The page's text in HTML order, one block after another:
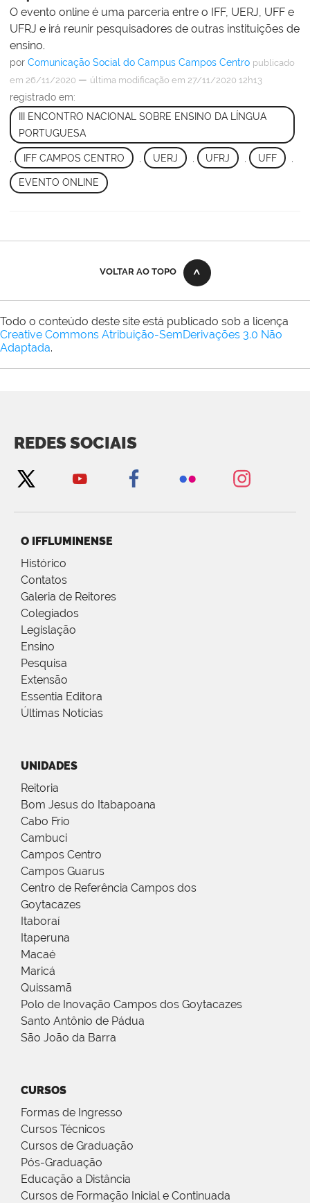
O evento online é uma parceria entre o IFF, UERJ, UFF e
UFRJ e irá reunir pesquisadores de outras instituições de
ensino.
por Comunicação Social do Campus Campos Centro publicado
em 26/11/2020 — última modificação em 27/11/2020 12h13
registrado em:
III ENCONTRO NACIONAL SOBRE ENSINO DA LÍNGUA
PORTUGUESA
IFF CAMPOS CENTRO UERJ UFRJ , UFF
EVENTO ONLINE
VOLTAR AO TOPO
Todo o conteúdo deste site está publicado sob a licença
Creative Commons Atribuição-SemDerivações 3.0 Não
Adaptada.
REDES SOCIAIS
O IFFLUMINENSE
Histórico
Contatos
Galeria de Reitores
Colegiados
Legislação
Ensino
Pesquisa
Extensão
Essentia Editora
Últimas Notícias
UNIDADES
Reitoria
Bom Jesus do Itabapoana
Cabo Frio
Cambuci
Campos Centro
Campos Guarus
Centro de Referência Campos dos
Goytacazes
Itaboraí
Itaperuna
Macaé
Maricá
Quissamã
Polo de Inovação Campos dos Goytacazes
Santo Antônio de Pádua
São João da Barra
CURSOS
Formas de Ingresso
Cursos Técnicos
Cursos de Graduação
Pós-Graduação
Educação a Distância
Cursos de Formação Inicial e Continuada